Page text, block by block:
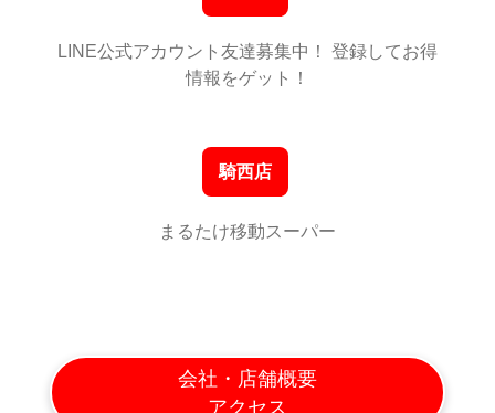
LINE公式アカウント友達募集中！ 登録してお得
情報をゲット！
騎西店
まるたけ移動スーパー
会社・店舗概要
アクセス